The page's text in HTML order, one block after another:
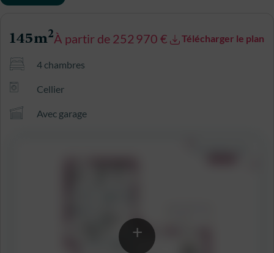
145m2À partir de 252 970 € Télécharger le plan
4 chambres
Cellier
Avec garage